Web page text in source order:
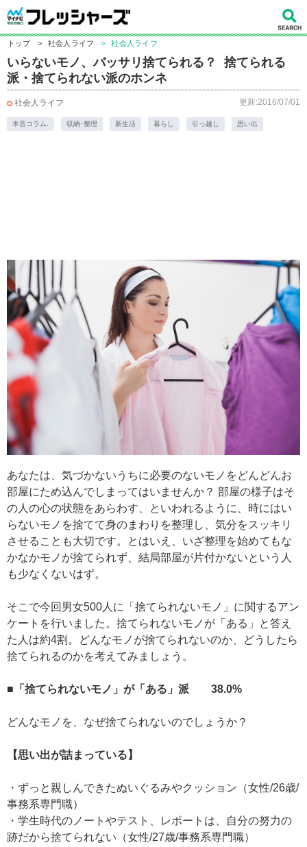
トップ > 社会人ライフ > 社会人ライフ
いらないモノ、バッサリ捨てられる？ 捨てられる
派・捨てられない派のホンネ
社会人ライフ 更新:2016/07/01
本音コラム. 収納･整理 新生活 暮らし 引っ越し 思い出
あなたは、気づかないうちに必要のないモノをどんどんお
部屋にため込んでしまってはいませんか？ 部屋の様子はそ
の人の心の状態をあらわす、といわれるように、時にはい
らないモノを捨てて身のまわりを整理し、気分をスッキリ
させることも大切です。とはいえ、いざ整理を始めてもな
かなかモノが捨てられず、結局部屋が片付かないという人
も少なくないはず。
そこで今回男女500人に「捨てられないモノ」に関するアン
ケートを行いました。捨てられないモノが「ある」と答え
た人は約4割。どんなモノが捨てられないのか、どうしたら
捨てられるのかを考えてみましょう。
■「捨てられないモノ」が「ある」派 38.0%
どんなモノを、なぜ捨てられないのでしょうか？
【思い出が詰まっている】
・ずっと親しんできたぬいぐるみやクッション（女性/26歳/
事務系専門職）
・学生時代のノートやテスト、レポートは、自分の努力の
跡だから捨てられない（女性/27歳/事務系専門職）